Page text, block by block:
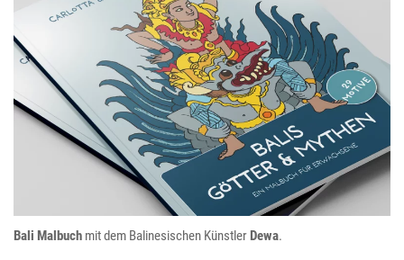
Balis Goetter und Mythen
Bali Malbuch mit dem Balinesischen Künstler Dewa.